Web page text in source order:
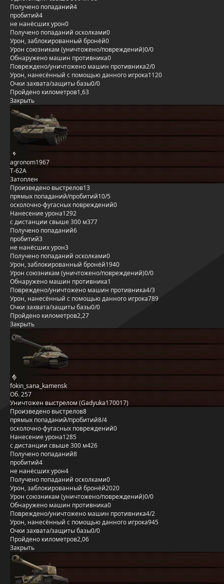
Получено попаданий4
пробитий4
не нанёсших урон0
Получено попаданий осколками0
Урон, заблокированный бронёй0
Урон союзникам (уничтожено/повреждений)0/0
Обнаружено машин противника0
Повреждено/уничтожено машин противника2/0
Урон, нанесённый с помощью данного игрока1120
Очки захвата/защиты базы0/0
Пройдено километров1,63
Закрыть
agronom1967
Т-62А
Затоплен
Произведено выстрелов13
прямых попаданий/пробитий10/5
осколочно-фугасных повреждений0
Нанесение урона1292
с дистанции свыше 300 м377
Получено попаданий6
пробитий3
не нанёсших урон3
Получено попаданий осколками0
Урон, заблокированный бронёй1940
Урон союзникам (уничтожено/повреждений)0/0
Обнаружено машин противника1
Повреждено/уничтожено машин противника4/3
Урон, нанесённый с помощью данного игрока789
Очки захвата/защиты базы0/0
Пройдено километров2,27
Закрыть
fokin_sana_kamensk
Об. 257
Уничтожен выстрелом (Gadyuka170017)
Произведено выстрелов8
прямых попаданий/пробитий8/4
осколочно-фугасных повреждений0
Нанесение урона1285
с дистанции свыше 300 м426
Получено попаданий8
пробитий4
не нанёсших урон4
Получено попаданий осколками0
Урон, заблокированный бронёй2020
Урон союзникам (уничтожено/повреждений)0/0
Обнаружено машин противника0
Повреждено/уничтожено машин противника4/2
Урон, нанесённый с помощью данного игрока945
Очки захвата/защиты базы0/0
Пройдено километров2,06
Закрыть